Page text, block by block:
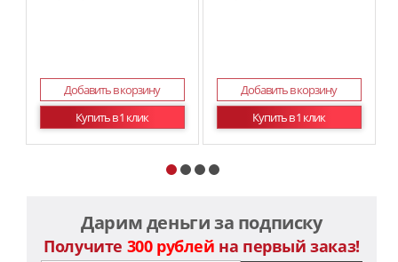
Добавить в корзину
Купить в 1 клик
Добавить в корзину
Купить в 1 клик
Дарим деньги за подписку
Получите 300 рублей на первый заказ!